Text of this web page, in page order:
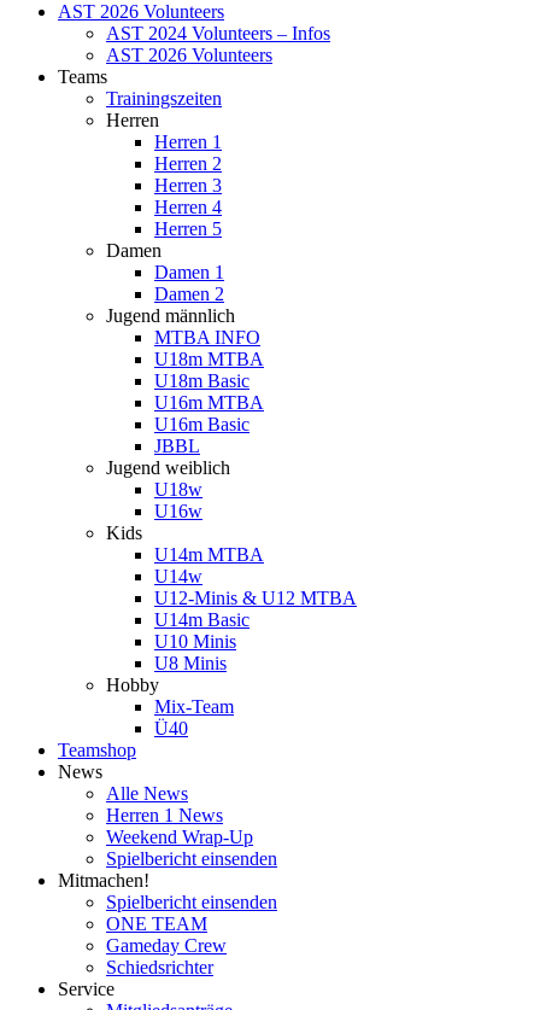
AST 2026 Volunteers
AST 2024 Volunteers – Infos
AST 2026 Volunteers
Teams
Trainingszeiten
Herren
Herren 1
Herren 2
Herren 3
Herren 4
Herren 5
Damen
Damen 1
Damen 2
Jugend männlich
MTBA INFO
U18m MTBA
U18m Basic
U16m MTBA
U16m Basic
JBBL
Jugend weiblich
U18w
U16w
Kids
U14m MTBA
U14w
U12-Minis & U12 MTBA
U14m Basic
U10 Minis
U8 Minis
Hobby
Mix-Team
Ü40
Teamshop
News
Alle News
Herren 1 News
Weekend Wrap-Up
Spielbericht einsenden
Mitmachen!
Spielbericht einsenden
ONE TEAM
Gameday Crew
Schiedsrichter
Service